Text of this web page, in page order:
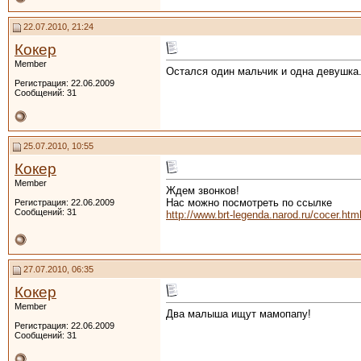
22.07.2010, 21:24
Кокер
Member
Регистрация: 22.06.2009
Сообщений: 31
Остался один мальчик и одна девушка.
25.07.2010, 10:55
Кокер
Member
Регистрация: 22.06.2009
Сообщений: 31
Ждем звонков!
Нас можно посмотреть по ссылке
http://www.brt-legenda.narod.ru/cocer.html
27.07.2010, 06:35
Кокер
Member
Регистрация: 22.06.2009
Сообщений: 31
Два малыша ищут мамопапу!